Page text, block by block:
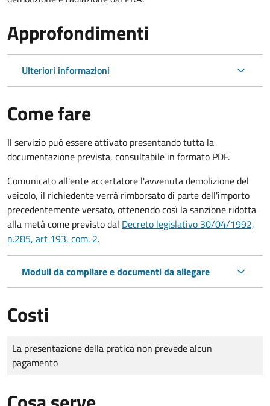
Approfondimenti
Ulteriori informazioni
Come fare
Il servizio può essere attivato presentando tutta la
documentazione prevista, consultabile in formato PDF.
Comunicato all'ente accertatore l'avvenuta demolizione del
veicolo, il richiedente verrà rimborsato di parte dell'importo
precedentemente versato, ottenendo così la sanzione ridotta
alla metà come previsto dal Decreto legislativo 30/04/1992,
n.285, art 193, com. 2.
Moduli da compilare e documenti da allegare
Costi
Tipo di pagamento
Importo
La presentazione della pratica non prevede alcun
pagamento